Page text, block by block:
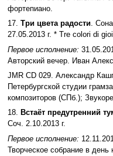
фортепиано.
17. Три цвета радости.
27.05.2013 г. * Tre colori di
Первое исполнение:
Авторский вечер. Иван
JMR CD 029. Александр
Петербургской студии
композиторов (СПб.);
18. Встаёт предутренний
Соч. 2.10.2013 г.
Первое исполнение:
Творческое собрание в